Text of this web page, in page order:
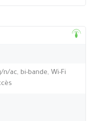
n/ac, bi-bande, Wi-Fi